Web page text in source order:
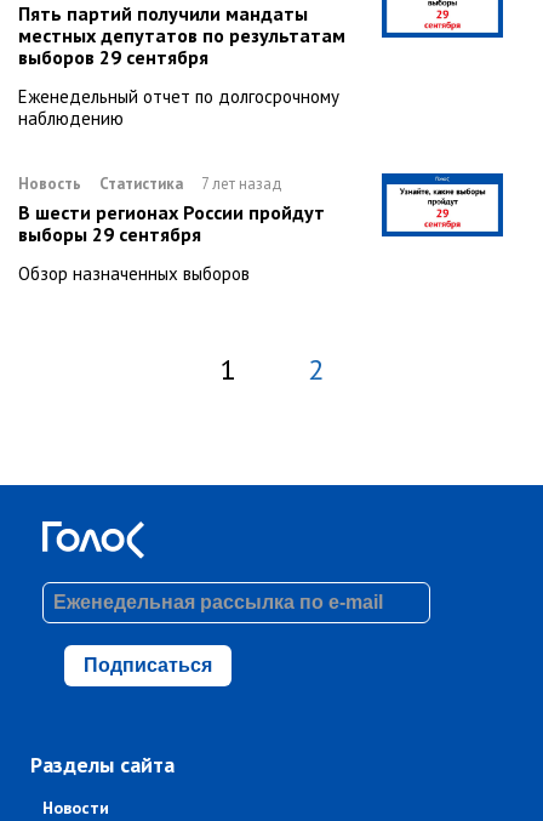
Пять партий получили мандаты
местных депутатов по результатам
выборов 29 сентября
Еженедельный отчет по долгосрочному
наблюдению
Новость Статистика 7 лет назад
В шести регионах России пройдут
выборы 29 сентября
Обзор назначенных выборов
1 2
Подписаться
Разделы сайта
Новости